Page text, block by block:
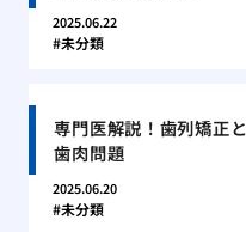
2025.06.22
未分類
専門医解説！歯列矯正と
歯肉問題
2025.06.20
未分類